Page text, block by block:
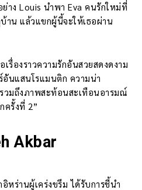
าง Louis นำพา Eva คนรักใหม่ที่
าน แล้วแขกผู้นี้จะให้เธอผ่าน
เรื่องราวความรักอันสวยสดงดงาม
อันแสนโรแมนติก ความน่า
วมถึงภาพสะท้อนสะเทือนอารมณ์
ครั้งที่ 2”
Akbar
หร่านผู้เคร่งขรึม ได้รับการชี้นำ